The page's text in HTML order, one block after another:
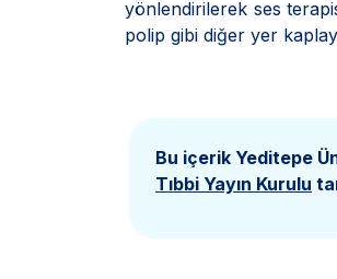
yönlendirilerek ses
polip gibi diğer yer
Bu içerik Yeditepe
Tıbbi Yayın Kurulu